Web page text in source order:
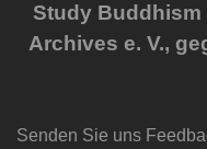
Study Buddhism
Archives e. V.,
Senden Sie uns